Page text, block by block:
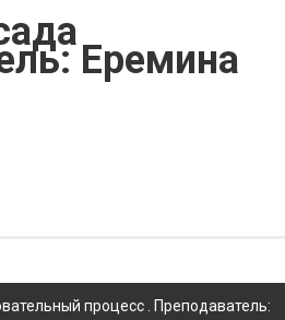
Еремина
процесс . Преподаватель: